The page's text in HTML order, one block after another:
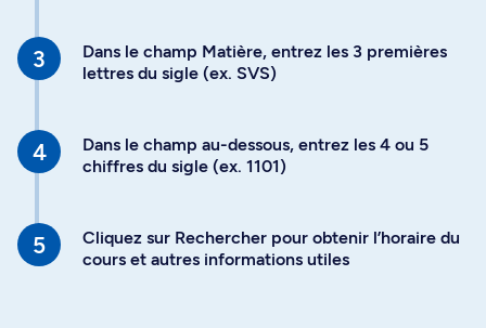
Dans le champ Matière, entrez les 3 premières
lettres du sigle (ex. SVS)
Dans le champ au-dessous, entrez les 4 ou 5
chiffres du sigle (ex. 1101)
Cliquez sur Rechercher pour obtenir l’horaire du
cours et autres informations utiles